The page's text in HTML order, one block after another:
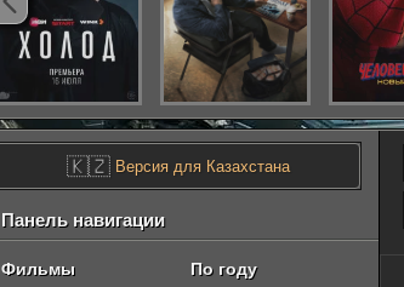
🇰🇿Версия для Казахстана
Панель навигации
Фильмы По году